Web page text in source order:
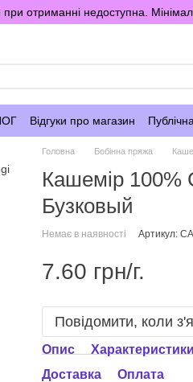
отриманні недоступна.
Відгуки про магазин
Головна Бобінна пряжа
Кашемір 100%
Бузковый
Немає в наявності Артикул:
7.60 грн/г.
Повідомити, коли
Опис
Характеристики
Доставка
Оплата